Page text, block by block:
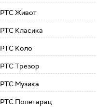
РТС Живот
РТС Класика
РТС Коло
РТС Трезор
РТС Музика
РТС Полетарац